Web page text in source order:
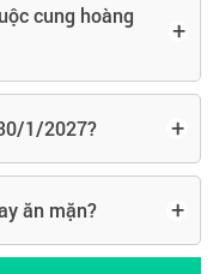
cung hoàng
+
1/2027? +
ăn mặn? +